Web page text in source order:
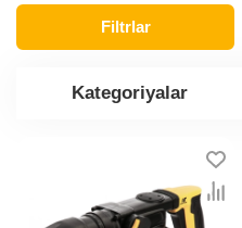
Filtrlar
Kategoriyalar